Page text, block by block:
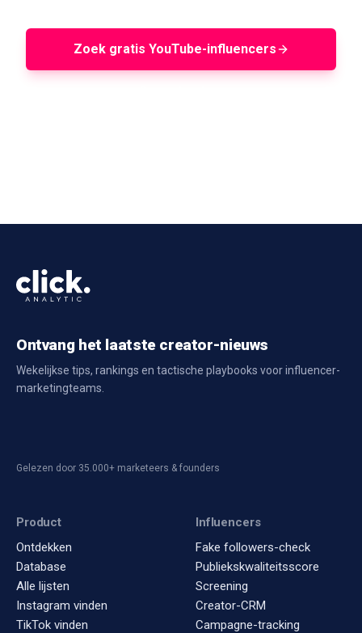
Zoek gratis YouTube-influencers
Ontvang het laatste creator-nieuws
Wekelijkse tips, rankings en tactische playbooks voor influencer-
marketingteams.
Gelezen door 35.000+ marketeers & founders
Product
Ontdekken
Database
Alle lijsten
Instagram vinden
TikTok vinden
Influencers
Fake followers-check
Publiekskwaliteitsscore
Screening
Creator-CRM
Campagne-tracking